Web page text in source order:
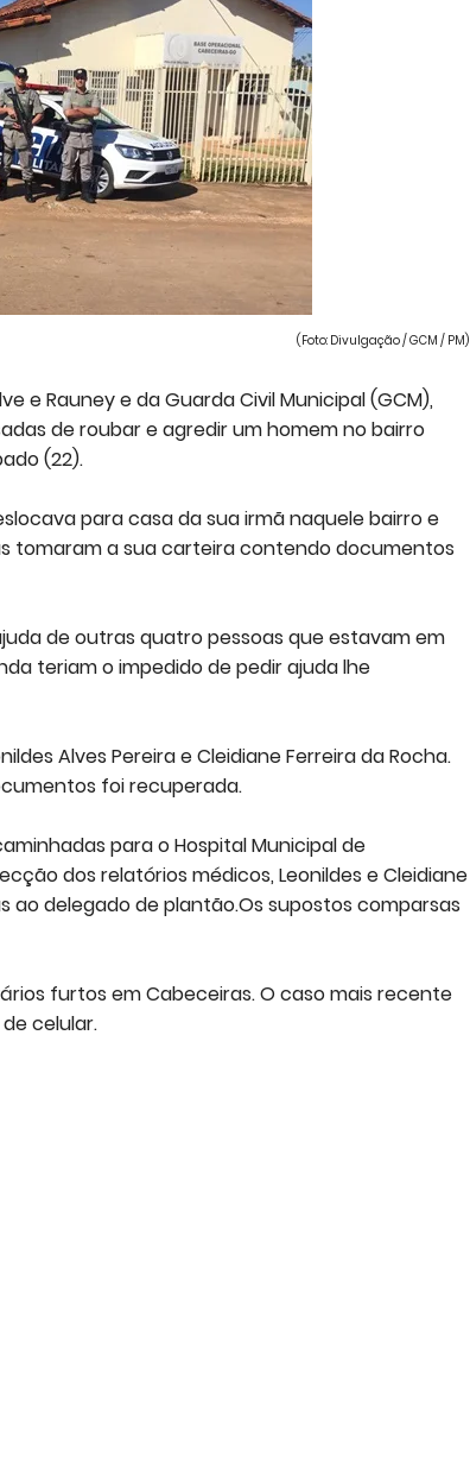
(Foto: Divulgação / GCM / PM)
e Rauney e da Guarda Civil Municipal (GCM),
de roubar e agredir um homem no bairro
(22).
para casa da sua irmã naquele bairro e
tomaram a sua carteira contendo documentos
de outras quatro pessoas que estavam em
teriam o impedido de pedir ajuda lhe
Alves Pereira e Cleidiane Ferreira da Rocha.
foi recuperada.
para o Hospital Municipal de
dos relatórios médicos, Leonildes e Cleidiane
delegado de plantão.Os supostos comparsas
furtos em Cabeceiras. O caso mais recente
celular.